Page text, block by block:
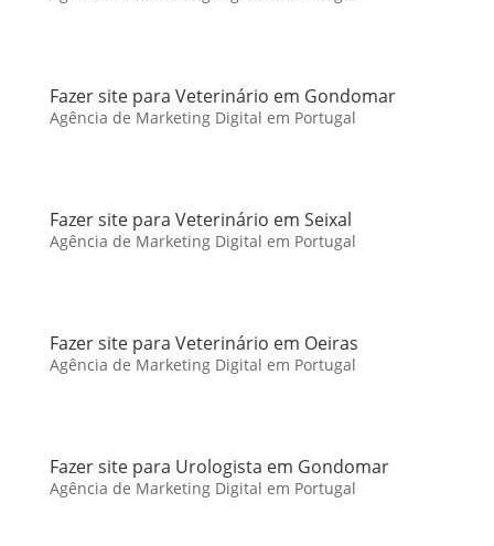
Fazer site para Veterinário em Gondomar
Agência de Marketing Digital em Portugal
Fazer site para Veterinário em Seixal
Agência de Marketing Digital em Portugal
Fazer site para Veterinário em Oeiras
Agência de Marketing Digital em Portugal
Fazer site para Urologista em Gondomar
Agência de Marketing Digital em Portugal